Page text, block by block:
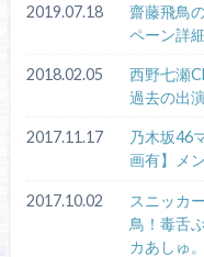
2019.07.18
齋藤飛鳥
ペーン詳
2018.02.05
西野七瀬
過去の出
2017.11.17
乃木坂46
画有】メ
2017.10.02
スニッカ
鳥！毒舌
カあしゅ。